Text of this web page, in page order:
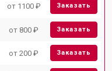
от 1100 ₽ Заказать
от 800 ₽ Заказать
от 200 ₽ Заказать